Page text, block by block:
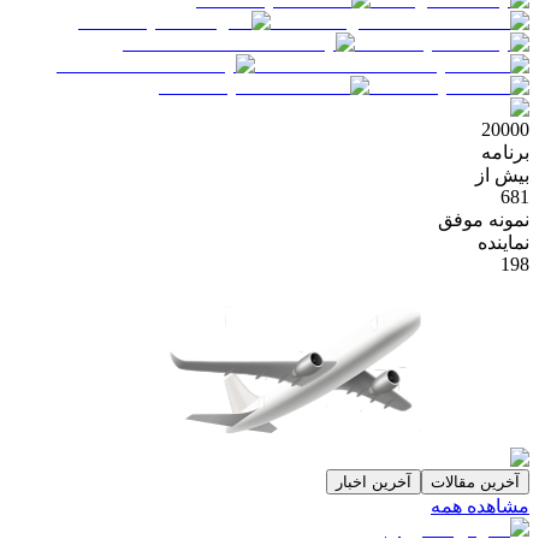
20000
برنامه
بیش از
681
نمونه موفق
نماینده
198
آخرین مقالات آخرین اخبار
مشاهده همه